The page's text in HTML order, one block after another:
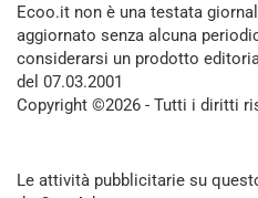
Ecoo.it non è una testata
aggiornato senza alcuna
considerarsi un prodotto
del 07.03.2001
Copyright ©2026 - Tutti i diritti
Le attività pubblicitarie su